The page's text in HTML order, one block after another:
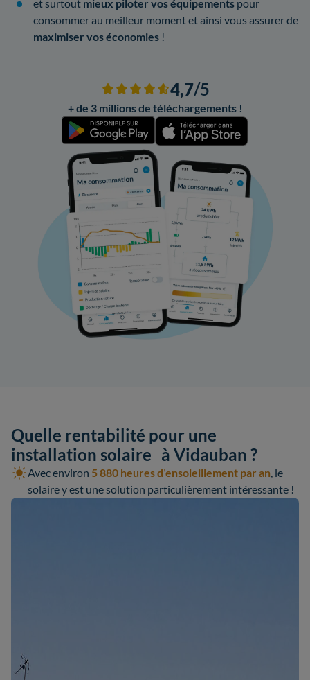
et surtout mieux piloter vos équipements pour
consommer au meilleur moment et ainsi vous assurer de
maximiser vos économies !
4,7/5
+ de 3 millions de téléchargements !
Quelle rentabilité pour une
installation solaire à Vidauban ?
Avec environ 5 880 heures d’ensoleillement par an, le
solaire y est une solution particulièrement intéressante !